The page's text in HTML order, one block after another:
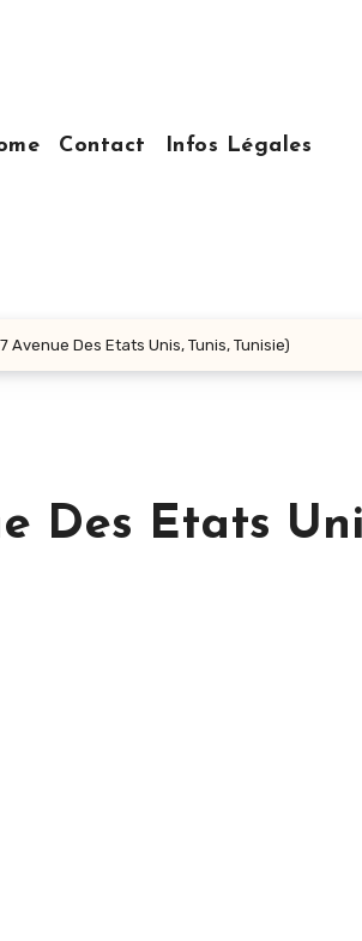
Contact Infos Légales
Avenue Des Etats Unis, Tunis, Tunisie)
Des Etats